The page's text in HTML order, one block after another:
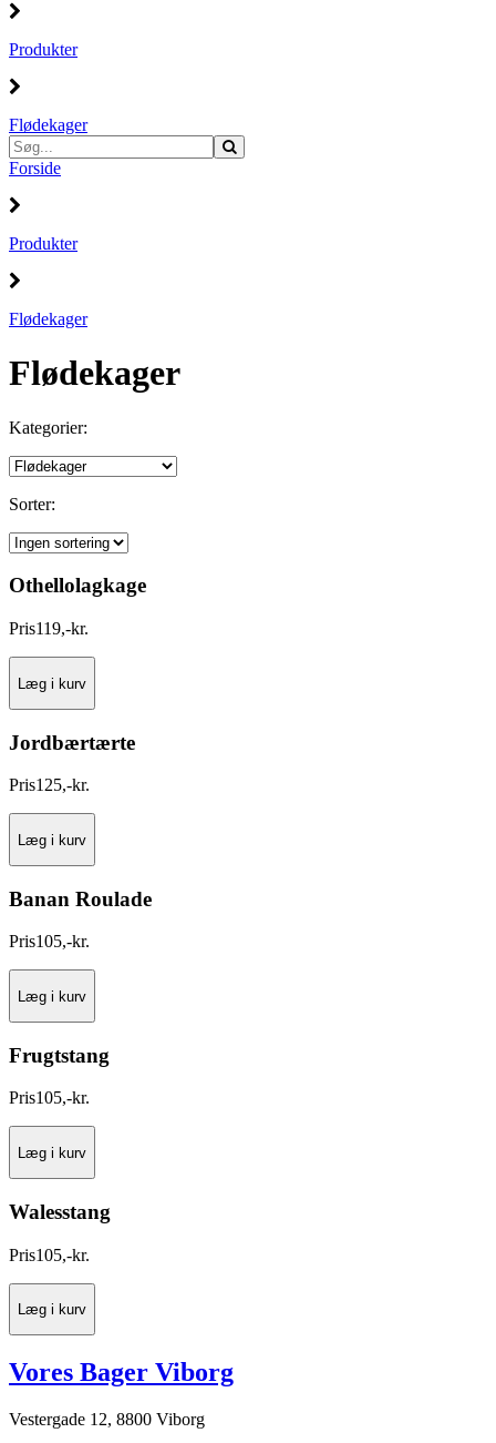
Produkter
Flødekager
Forside
Produkter
Flødekager
Flødekager
Kategorier:
Sorter:
Othellolagkage
Pris119,-kr.
Læg i kurv
Jordbærtærte
Pris125,-kr.
Læg i kurv
Banan Roulade
Pris105,-kr.
Læg i kurv
Frugtstang
Pris105,-kr.
Læg i kurv
Walesstang
Pris105,-kr.
Læg i kurv
Vores Bager Viborg
Vestergade 12, 8800 Viborg